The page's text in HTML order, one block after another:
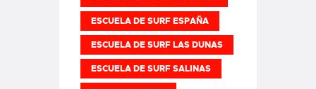
ESCUELA DE SURF ESPAÑA
ESCUELA DE SURF LAS DUNAS
ESCUELA DE SURF SALINAS